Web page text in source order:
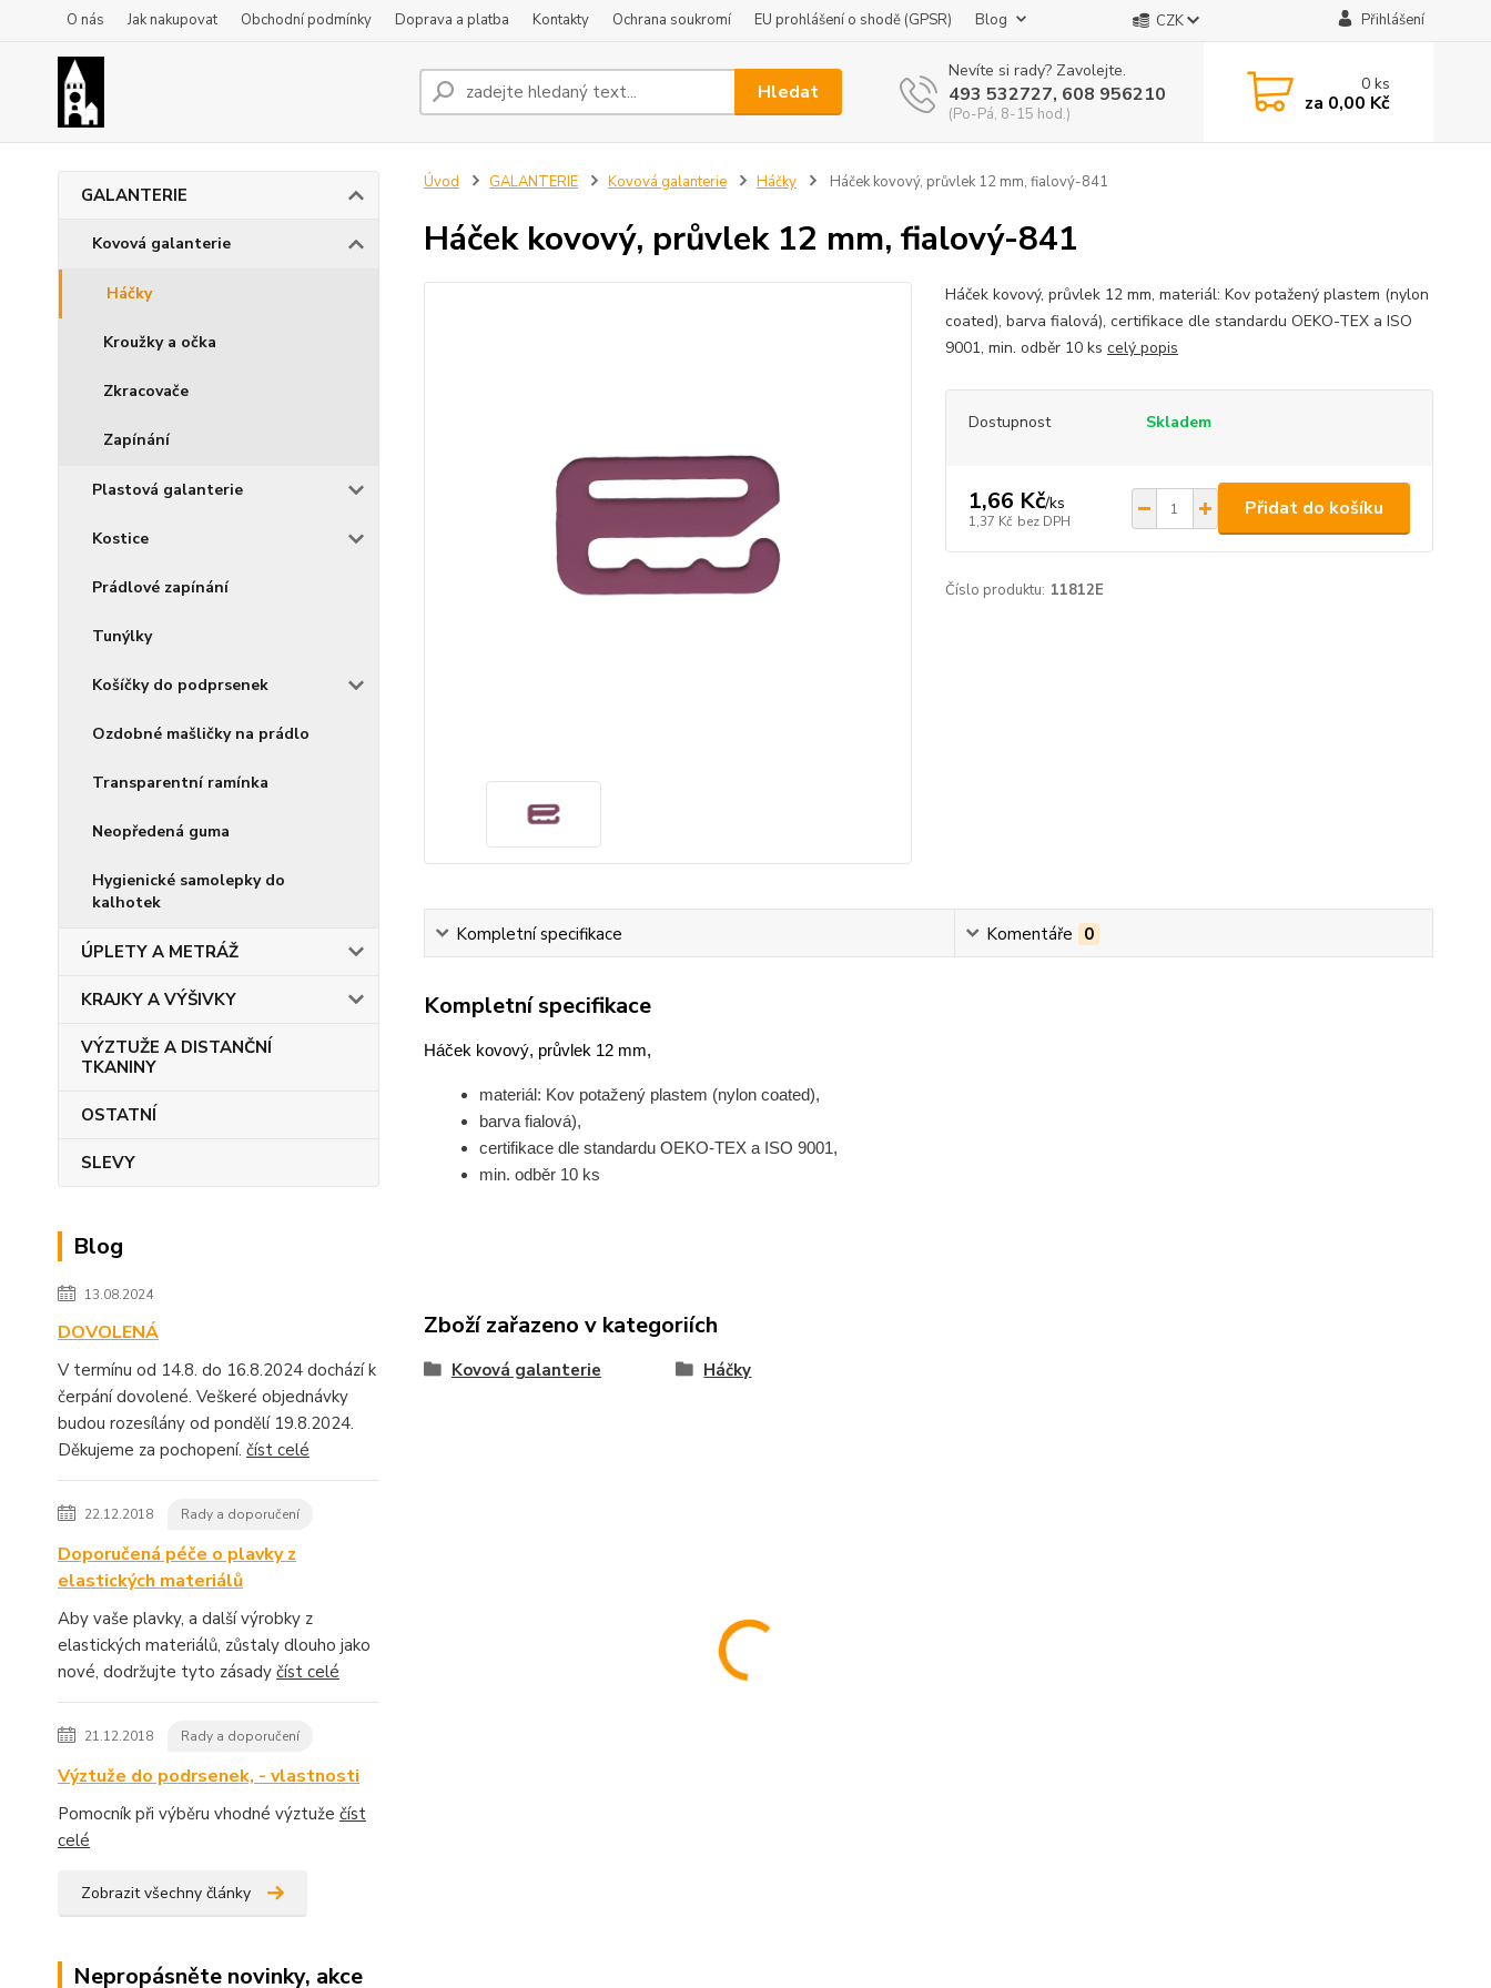
O nás Jak nakupovat Obchodní podmínky Doprava a platba Kontakty Ochrana soukromí EU prohlášení o shodě (GPSR) Blog CZK Přihlášení
Hledat
Nevíte si rady? Zavolejte.
493 532727, 608 956210
(Po-Pá, 8-15 hod.)
0ks
za 0,00 Kč
GALANTERIE
Kovová galanterie
Háčky
Kroužky a očka
Zkracovače
Zapínání
Plastová galanterie
Kostice
Prádlové zapínání
Tunýlky
Košíčky do podprsenek
Ozdobné mašličky na prádlo
Transparentní ramínka
Neopředená guma
Hygienické samolepky do
kalhotek
ÚPLETY A METRÁŽ
KRAJKY A VÝŠIVKY
VÝZTUŽE A DISTANČNÍ
TKANINY
OSTATNÍ
SLEVY
Blog
13.08.2024
DOVOLENÁ
V termínu od 14.8. do 16.8.2024 dochází k
čerpání dovolené. Veškeré objednávky
budou rozesílány od pondělí 19.8.2024.
Děkujeme za pochopení. číst celé
22.12.2018 Rady a doporučení
Doporučená péče o plavky z
elastických materiálů
Aby vaše plavky, a další výrobky z
elastických materiálů, zůstaly dlouho jako
nové, dodržujte tyto zásady číst celé
21.12.2018 Rady a doporučení
Výztuže do podrsenek, - vlastnosti
Pomocník při výběru vhodné výztuže číst
celé
Zobrazit všechny články
Nepropásněte novinky, akce
Úvod GALANTERIE Kovová galanterie Háčky Háček kovový, průvlek 12 mm, fialový-841
Háček kovový, průvlek 12 mm, fialový-841
Háček kovový, průvlek 12 mm, materiál: Kov potažený plastem (nylon
coated), barva fialová), certifikace dle standardu OEKO-TEX a ISO
9001, min. odběr 10 ks celý popis
Dostupnost Skladem
1,66 Kč/ks
1,37 Kč bez DPH
Přidat do košíku
Číslo produktu: 11812E
Kompletní specifikace Komentáře 0
Kompletní specifikace
Háček kovový, průvlek 12 mm,
materiál: Kov potažený plastem (nylon coated),
barva fialová),
certifikace dle standardu OEKO-TEX a ISO 9001,
min. odběr 10 ks
Zboží zařazeno v kategoriích
Kovová galanterie Háčky